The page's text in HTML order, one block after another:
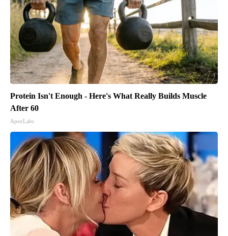
Protein Isn't Enough - Here's What Really Builds Muscle
After 60
ApexLabs